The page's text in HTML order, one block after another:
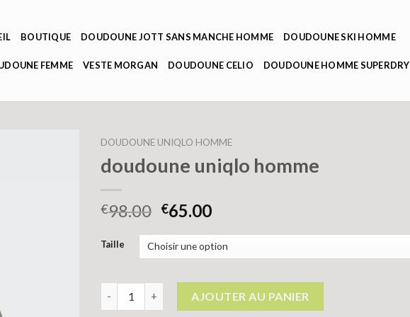
BOUTIQUE DOUDOUNE JOTT SANS MANCHE HOMME DOUDOUNE SKI HOMME
FEMME VESTE MORGAN DOUDOUNE CELIO DOUDOUNE HOMME SUPERDRY
DOUDOUNE UNIQLO HOMME
doudoune uniqlo homme
€98.00 €65.00
Taille
AJOUTER AU PANIER